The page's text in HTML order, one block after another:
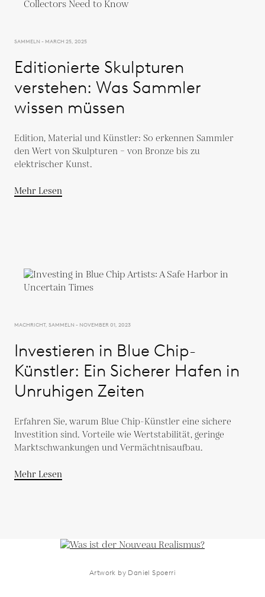
SAMMELN - MARCH 25, 2025
Editionierte Skulpturen
verstehen: Was Sammler
wissen müssen
Edition, Material und Künstler: So erkennen Sammler
den Wert von Skulpturen – von Bronze bis zu
elektrischer Kunst.
Mehr Lesen
MACHRICHT, SAMMELN - NOVEMBER 01, 2023
Investieren in Blue Chip-
Künstler: Ein Sicherer Hafen in
Unruhigen Zeiten
Erfahren Sie, warum Blue Chip-Künstler eine sichere
Investition sind. Vorteile wie Wertstabilität, geringe
Marktschwankungen und Vermächtnisaufbau.
Mehr Lesen
Artwork by Daniel Spoerri